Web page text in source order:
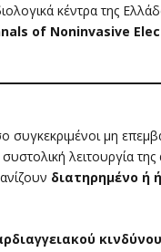
κέντρα της
of Noninvasive
συγκεκριμένοι μη
λειτουργία της
διατηρημένο ή
κινδύνου